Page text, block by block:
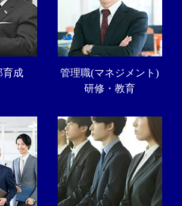
育成
管理職(マネジメント)
研修・教育